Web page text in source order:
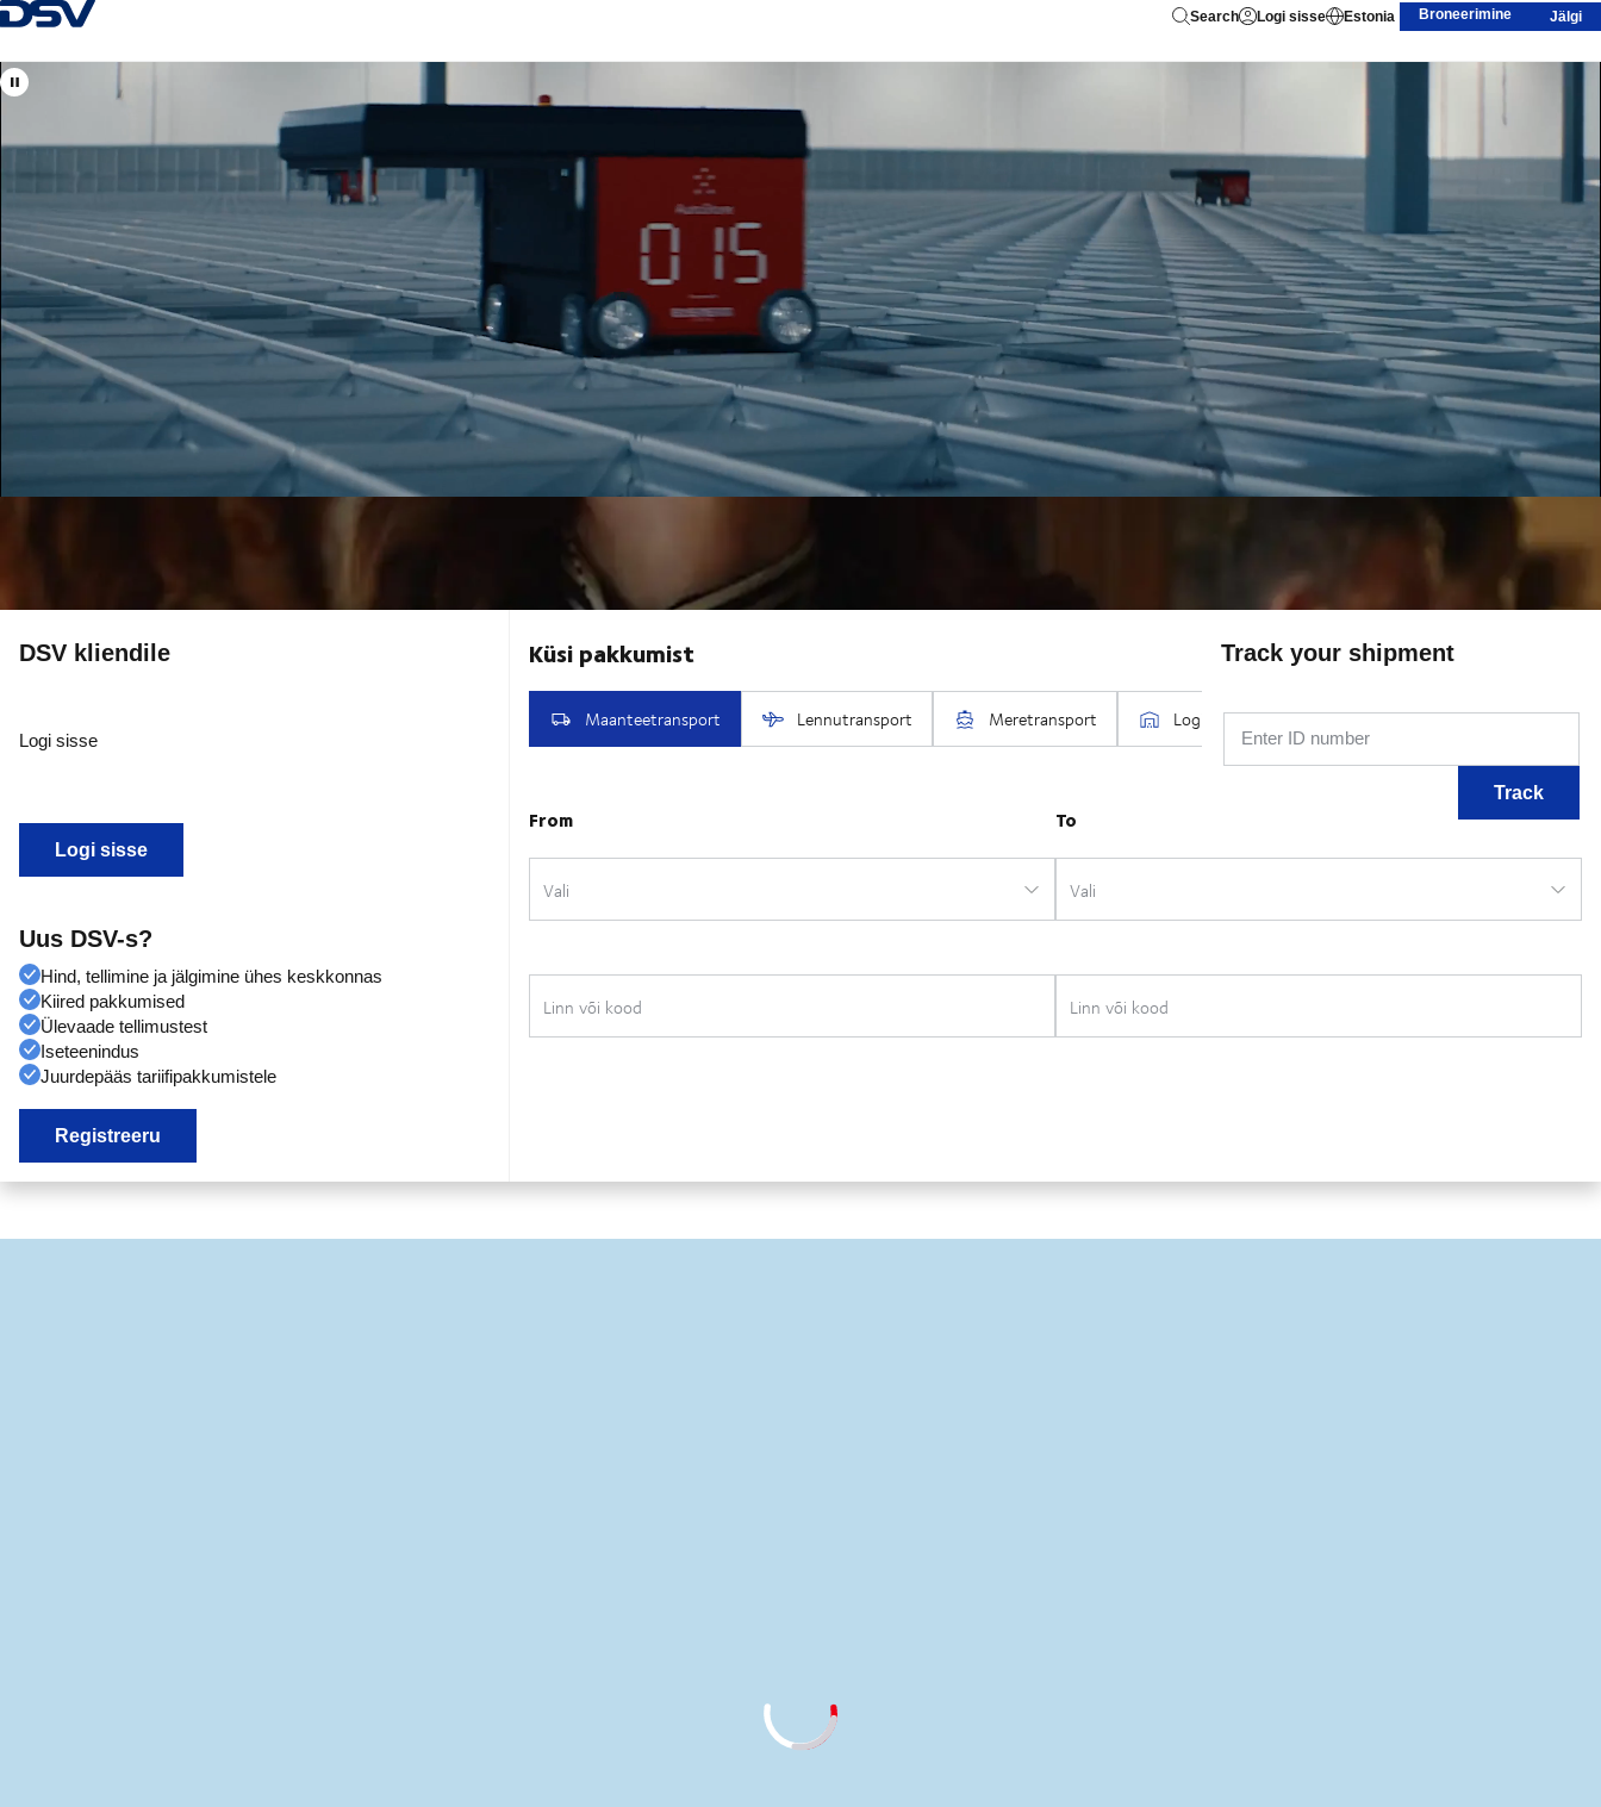
Tagasi kodulehele Search Logi sisse Estonia Broneerimine Jälgi
Vaata DSV asukohti
Eesti
Teie kohalikud ja globaalsed spetsialistid
õhu-, mere-, maantee- ja raudteetranspordi, logistikalahenduste, projektitranspordi, kullerteenuste ja tollivormistuse alal.
DSV kliendile
Logi sisse
Logi sisse
Uus DSV-s?
Hind, tellimine ja jälgimine ühes keskkonnas
Kiired pakkumised
Ülevaade tellimustest
Iseteenindus
Juurdepääs tariifipakkumistele
Registreeru
Track your shipment
Enter ID number
Track